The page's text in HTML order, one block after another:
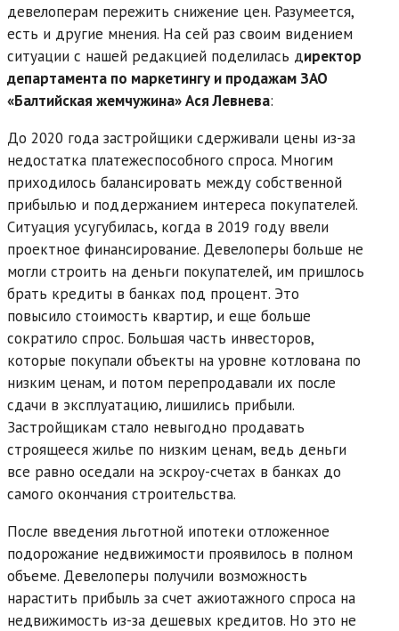
девелоперам пережить снижение цен. Разумеется,
есть и другие мнения. На сей раз своим видением
ситуации с нашей редакцией поделилась директор
департамента по маркетингу и продажам ЗАО
«Балтийская жемчужина» Ася Левнева:
До 2020 года застройщики сдерживали цены из-за
недостатка платежеспособного спроса. Многим
приходилось балансировать между собственной
прибылью и поддержанием интереса покупателей.
Ситуация усугубилась, когда в 2019 году ввели
проектное финансирование. Девелоперы больше не
могли строить на деньги покупателей, им пришлось
брать кредиты в банках под процент. Это
повысило стоимость квартир, и еще больше
сократило спрос. Большая часть инвесторов,
которые покупали объекты на уровне котлована по
низким ценам, и потом перепродавали их после
сдачи в эксплуатацию, лишились прибыли.
Застройщикам стало невыгодно продавать
строящееся жилье по низким ценам, ведь деньги
все равно оседали на эскроу-счетах в банках до
самого окончания строительства.
После введения льготной ипотеки отложенное
подорожание недвижимости проявилось в полном
объеме. Девелоперы получили возможность
нарастить прибыль за счет ажиотажного спроса на
недвижимость из-за дешевых кредитов. Но это не